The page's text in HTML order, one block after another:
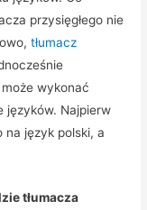
przysięgłego nie
tłumacz
może wykonać
języków. Najpierw
na język polski, a
tłumacza